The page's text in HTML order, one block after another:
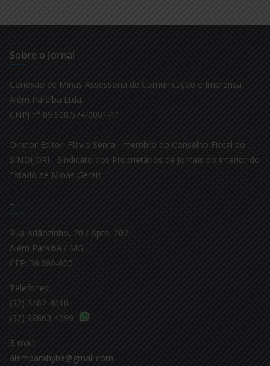
Sobre o Jornal
Conexão de Minas Assessoria de Comunicação e Imprensa
Além Paraíba Ltda.
CNPJ n° 09.608.574/0001-11
Diretor-Editor: Flávio Senra - membro do Conselho Fiscal do
SINDIJORI - Sindicato dos Proprietários de Jornais do Interior do
Estado de Minas Gerais
–
Rua Adãozinho, 20 / Apto. 202
Além Paraíba / MG
CEP: 36.660-000
Telefones:
(32) 3462-4410
(32) 98863-4099
E-mail:
alemparahyba@gmail.com